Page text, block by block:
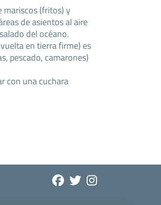
mariscos (fritos) y
de asientos al aire
del océano.
en tierra firme) es
pescado, camarones)
con una cuchara